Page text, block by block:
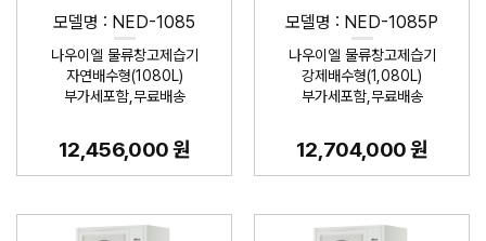
모델명 : NED-1085
나우이엘 물류창고제습기
자연배수형(1080L)
부가세포함,무료배송
12,456,000 원
모델명 : NED-1085P
나우이엘 물류창고제습기
강제배수형(1,080L)
부가세포함,무료배송
12,704,000 원